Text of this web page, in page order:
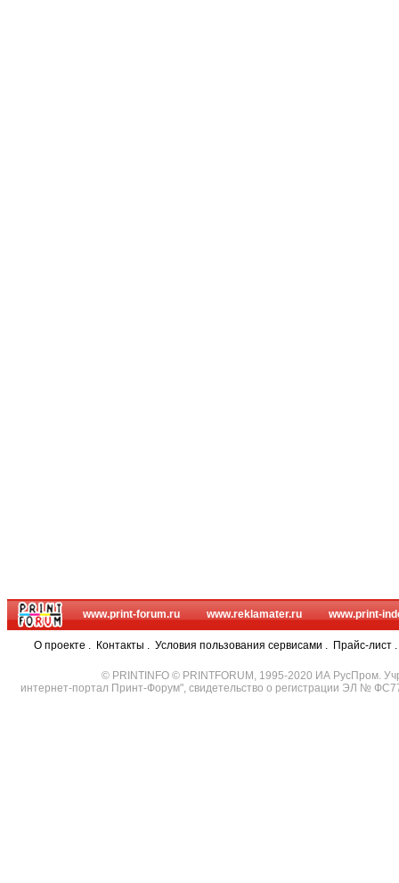
www.print-forum.ru www.reklamater.ru www.print-
О проекте . Контакты . Условия пользования сервисами . Прайс-лист .
© PRINTINFO © PRINTFORUM, 1995-2020 ИА РусПром.
интернет-портал Принт-Форум", свидетельство о регистрации ЭЛ №